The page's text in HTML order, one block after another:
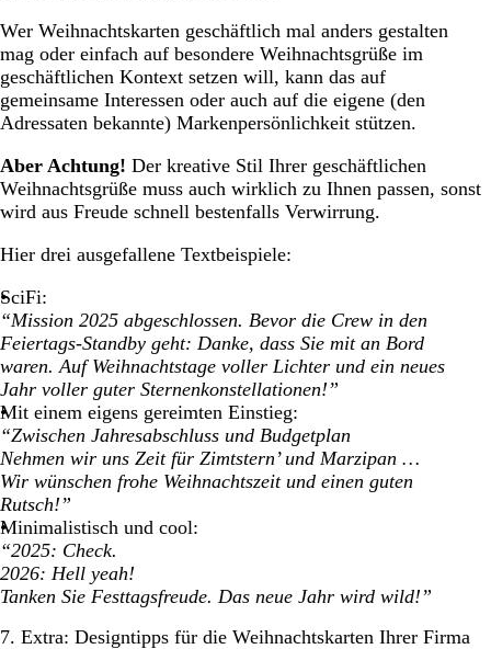
Wer Weihnachtskarten geschäftlich mal anders gestalten
mag oder einfach auf besondere Weihnachtsgrüße im
geschäftlichen Kontext setzen will, kann das auf
gemeinsame Interessen oder auch auf die eigene (den
Adressaten bekannte) Markenpersönlichkeit stützen.
Aber Achtung! Der kreative Stil Ihrer geschäftlichen
Weihnachtsgrüße muss auch wirklich zu Ihnen passen, sonst
wird aus Freude schnell bestenfalls Verwirrung.
Hier drei ausgefallene Textbeispiele:
SciFi:
“Mission 2025 abgeschlossen. Bevor die Crew in den
Feiertags-Standby geht: Danke, dass Sie mit an Bord
waren. Auf Weihnachtstage voller Lichter und ein neues
Jahr voller guter Sternenkonstellationen!”
Mit einem eigens gereimten Einstieg:
“Zwischen Jahresabschluss und Budgetplan
Nehmen wir uns Zeit für Zimtstern’ und Marzipan …
Wir wünschen frohe Weihnachtszeit und einen guten
Rutsch!”
Minimalistisch und cool:
“2025: Check.
2026: Hell yeah!
Tanken Sie Festtagsfreude. Das neue Jahr wird wild!”
7. Extra: Designtipps für die Weihnachtskarten Ihrer Firma